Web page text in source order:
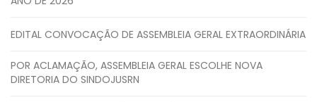
EDITAL CONVOCAÇÃO DE ASSEMBLEIA GERAL EXTRAORDINÁRIA
POR ACLAMAÇÃO, ASSEMBLEIA GERAL ESCOLHE NOVA
DIRETORIA DO SINDOJUSRN